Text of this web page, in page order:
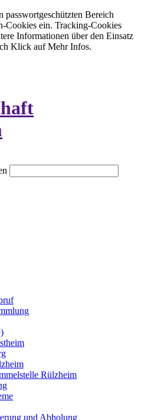
passwortgeschützten Bereich
Cookies ein. Tracking-Cookies
Informationen über den Einsatz
Klick auf Mehr Infos.
Rülzheim
und Abholung